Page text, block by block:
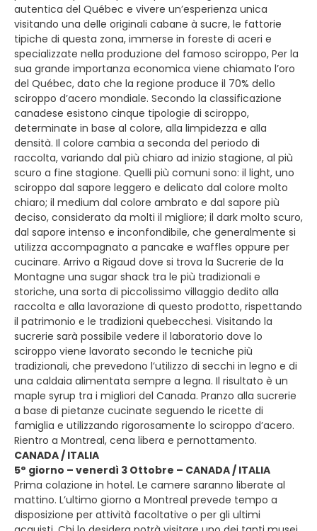
autentica del Québec e vivere un’esperienza unica
visitando una delle originali cabane à sucre, le fattorie
tipiche di questa zona, immerse in foreste di aceri e
specializzate nella produzione del famoso sciroppo, Per la
sua grande importanza economica viene chiamato l’oro
del Québec, dato che la regione produce il 70% dello
sciroppo d’acero mondiale. Secondo la classificazione
canadese esistono cinque tipologie di sciroppo,
determinate in base al colore, alla limpidezza e alla
densità. Il colore cambia a seconda del periodo di
raccolta, variando dal più chiaro ad inizio stagione, al più
scuro a fine stagione. Quelli più comuni sono: il light, uno
sciroppo dal sapore leggero e delicato dal colore molto
chiaro; il medium dal colore ambrato e dal sapore più
deciso, considerato da molti il migliore; il dark molto scuro,
dal sapore intenso e inconfondibile, che generalmente si
utilizza accompagnato a pancake e waffles oppure per
cucinare. Arrivo a Rigaud dove si trova la Sucrerie de la
Montagne una sugar shack tra le più tradizionali e
storiche, una sorta di piccolissimo villaggio dedito alla
raccolta e alla lavorazione di questo prodotto, rispettando
il patrimonio e le tradizioni quebecchesi. Visitando la
sucrerie sarà possibile vedere il laboratorio dove lo
sciroppo viene lavorato secondo le tecniche più
tradizionali, che prevedono l’utilizzo di secchi in legno e di
una caldaia alimentata sempre a legna. Il risultato è un
maple syrup tra i migliori del Canada. Pranzo alla sucrerie
a base di pietanze cucinate seguendo le ricette di
famiglia e utilizzando rigorosamente lo sciroppo d’acero.
Rientro a Montreal, cena libera e pernottamento.
CANADA / ITALIA
5° giorno – venerdì 3 Ottobre – CANADA / ITALIA
Prima colazione in hotel. Le camere saranno liberate al
mattino. L’ultimo giorno a Montreal prevede tempo a
disposizione per attività facoltative o per gli ultimi